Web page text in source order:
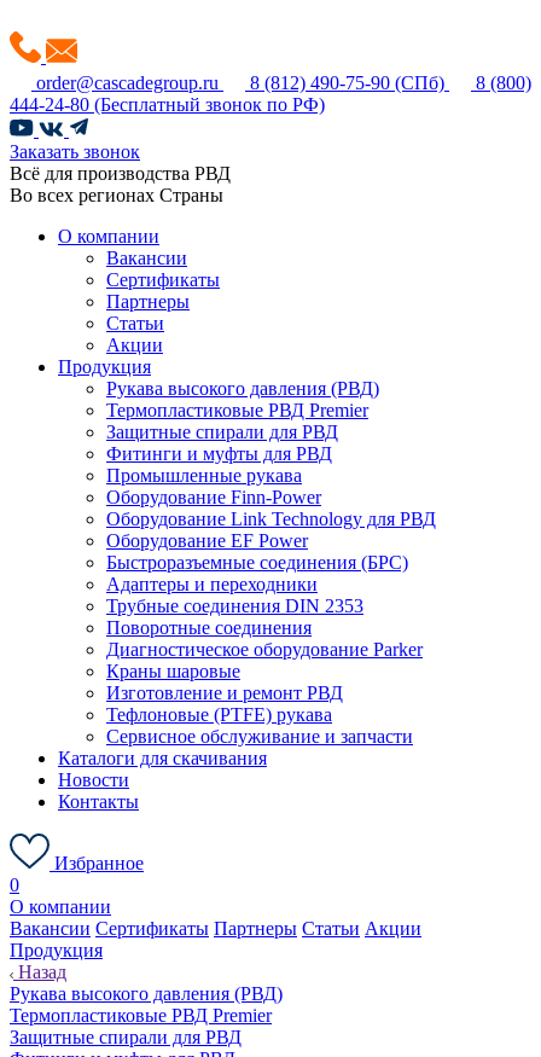
order@cascadegroup.ru 8 (812) 490-75-90 (СПб)
8 (800)
444-24-80 (Бесплатный звонок по РФ)
Заказать звонок
Всё для производства РВД
Во всех регионах Страны
О компании
Вакансии
Сертификаты
Партнеры
Статьи
Акции
Продукция
Рукава высокого давления (РВД)
Термопластиковые РВД Premier
Защитные спирали для РВД
Фитинги и муфты для РВД
Промышленные рукава
Оборудование Finn-Power
Оборудование Link Technology для РВД
Оборудование EF Power
Быстроразъемные соединения (БРС)
Адаптеры и переходники
Трубные соединения DIN 2353
Поворотные соединения
Диагностическое оборудование Parker
Краны шаровые
Изготовление и ремонт РВД
Тефлоновые (PTFE) рукава
Сервисное обслуживание и запчасти
Каталоги для скачивания
Новости
Контакты
Избранное
0
О компании
Вакансии Сертификаты Партнеры Статьи Акции
Продукция
Назад
Рукава высокого давления (РВД)
Термопластиковые РВД Premier
Защитные спирали для РВД